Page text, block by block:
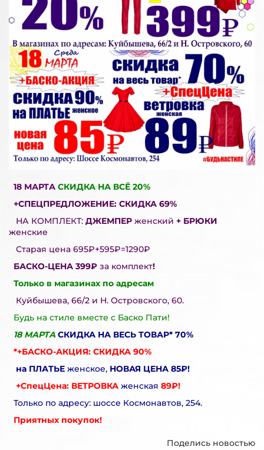
18 МАРТА СКИДКА НА ВСЁ 20%
+СПЕЦПРЕДЛОЖЕНИЕ: СКИДКА 69%
НА КОМПЛЕКТ: ДЖЕМПЕР женский + БРЮКИ
женские
Старая цена 695₽+595₽=1290₽
БАСКО-ЦЕНА 399₽ за комплект!
Только в магазинах по адресам
Куйбышева, 66/2 и Н. Островского, 60.
Будь на стиле вместе с Баско Пати!
18 МАРТА СКИДКА НА ВЕСЬ ТОВАР* 70%
*+БАСКО-АКЦИЯ: СКИДКА 90%
на ПЛАТЬЕ женское, НОВАЯ ЦЕНА 85₽!
+СпецЦена: ВЕТРОВКА женская 89₽!
Только по адресу: шоссе Космонавтов, 254.
Приятных покупок!
Поделись новостью